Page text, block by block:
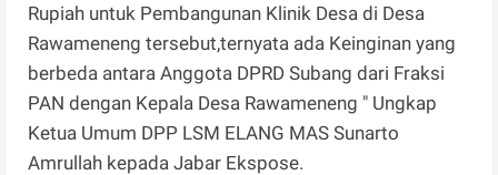
Rupiah untuk Pembangunan Klinik Desa di Desa
Rawameneng tersebut,ternyata ada Keinginan yang
berbeda antara Anggota DPRD Subang dari Fraksi
PAN dengan Kepala Desa Rawameneng " Ungkap
Ketua Umum DPP LSM ELANG MAS Sunarto
Amrullah kepada Jabar Ekspose.